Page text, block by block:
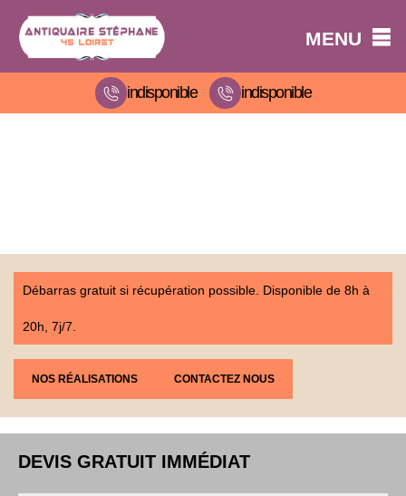
MENU
indisponible indisponible
Débarras gratuit si récupération possible. Disponible de 8h à
20h, 7j/7.
NOS RÉALISATIONS CONTACTEZ NOUS
DEVIS GRATUIT IMMÉDIAT